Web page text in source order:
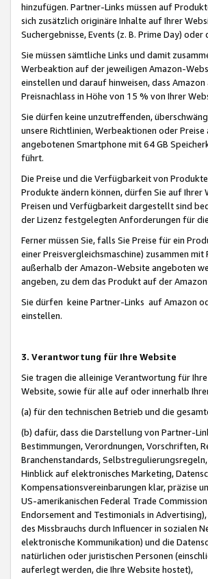
hinzufügen. Partner-Links müssen auf
sich zusätzlich originäre Inhalte auf Ihrer
Suchergebnisse, Events (z. B. Prime Day)
Sie müssen sämtliche Links und damit
Werbeaktion auf der jeweiligen Amazon-
einstellen und darauf hinweisen, dass
Preisnachlass in Höhe von 15 % von Ihrer
Sie dürfen keine unzutreffenden,
unsere Richtlinien, Werbeaktionen oder
angebotenen Smartphone mit 64 GB
führt.
Die Preise und die Verfügbarkeit von
Produkte ändern können, dürfen Sie auf Ihrer
Preisen und Verfügbarkeit dargestellt sind
der Lizenz festgelegten Anforderungen für
Ferner müssen Sie, falls Sie Preise für ein
einer Preisvergleichsmaschine) zusammen
außerhalb der Amazon-Website angeboten
angeben, zu dem das Produkt auf der
Sie dürfen keine Partner-Links auf Amazon
einstellen.
3. Verantwortung für Ihre Website
Sie tragen die alleinige Verantwortung für
Website, sowie für alle auf oder innerhalb
(a) für den technischen Betrieb und die
(b) dafür, dass die Darstellung von Partner-
Bestimmungen, Verordnungen, Vorschriften,
Branchenstandards,
Hinblick auf elektronisches Marketing,
Kompensationsvereinbarungen klar, präzise
US-amerikanischen Federal Trade
Endorsement and Testimonials in
des Missbrauchs durch Influencer in sozialen
elektronische Kommunikation) und die
natürlichen oder juristischen Personen
auferlegt werden, die Ihre Website hostet),